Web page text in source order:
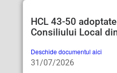
HCL 43-50
Consiliului Local
Deschide documentul aici
31/07/2026